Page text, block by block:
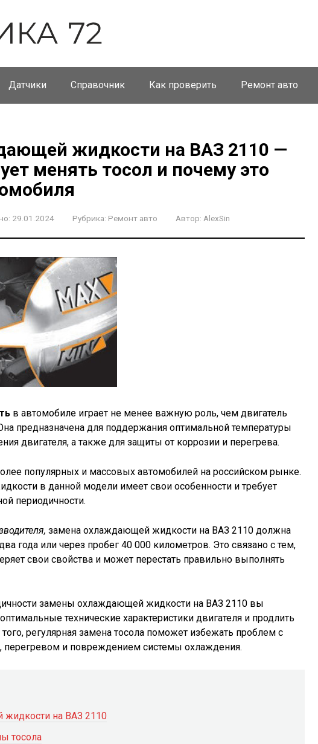
Датчики Справочник Как проверить Ремонт авто
жидкости на ВАЗ 2110 —
менять тосол и почему это
29.01.2024 Рубрика: Ремонт авто Автор: AlexSin
в автомобиле играет не менее важную роль, чем двигатель
предназначена для поддержания оптимальной температуры
двигателя, а также для защиты от коррозии и перегрева.
популярных и массовых автомобилей на российском рынке.
в данной модели имеет свои особенности и требует
периодичности.
замена охлаждающей жидкости на ВАЗ 2110 должна
года или через пробег 40 000 километров. Это связано с тем,
свои свойства и может перестать правильно выполнять
замены охлаждающей жидкости на ВАЗ 2110 вы
технические характеристики двигателя и продлить
регулярная замена тосола поможет избежать проблем с
перегревом и повреждением системы охлаждения.
на ВАЗ 2110
тосола